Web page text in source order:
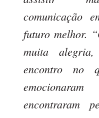
comunicação
futuro melhor.
muita
encontro no
encontraram